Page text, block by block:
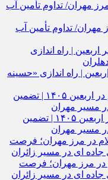
از مرز مهران/ تداوم تأمین آب
| راه‌ اندازی «حسینه
تلاش جهادی آب و فاضلاب ایلام در اربعین ۱۴۰۵ | تضمین
در مرز مهران؛ فرصت‌
جاده‌ ای در مسیر زائران